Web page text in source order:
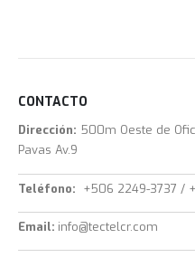
CONTACTO
Dirección: 500m Oeste de
Pavas Av.9
Teléfono: +506 2249-3737 /
Email: info@tectelcr.com